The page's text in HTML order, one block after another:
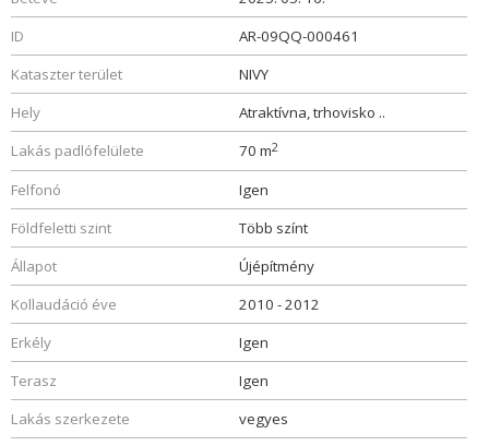
ID
AR-09QQ-000461
Kataszter terület
NIVY
Hely
Atraktívna, trhovisko ..
Lakás padlófelülete
70 m2
Felfonó
Igen
Földfeletti szint
Több színt
Állapot
Újépítmény
Kollaudáció éve
2010 - 2012
Erkély
Igen
Terasz
Igen
Lakás szerkezete
vegyes